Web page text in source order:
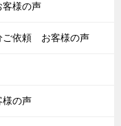
様の声
ご依頼 お客様の声
の声